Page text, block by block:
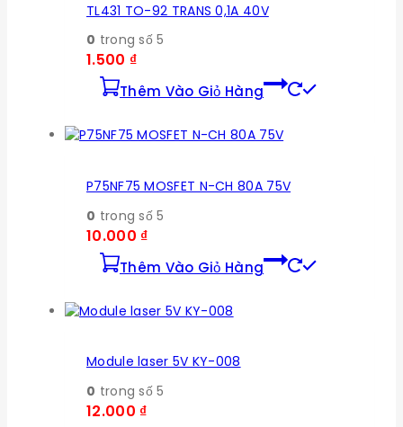
TL431 TO-92 TRANS 0,1A 40V
0 trong số 5
1.500 ₫
Thêm Vào Giỏ Hàng
P75NF75 MOSFET N-CH 80A 75V
0 trong số 5
10.000 ₫
Thêm Vào Giỏ Hàng
Module laser 5V KY-008
0 trong số 5
12.000 ₫